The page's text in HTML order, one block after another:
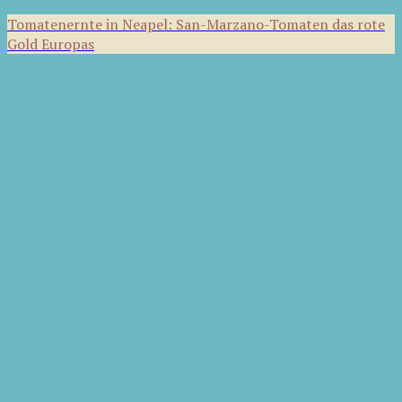
Tomatenernte in Neapel: San-Marzano-Tomaten das rote
Gold Europas